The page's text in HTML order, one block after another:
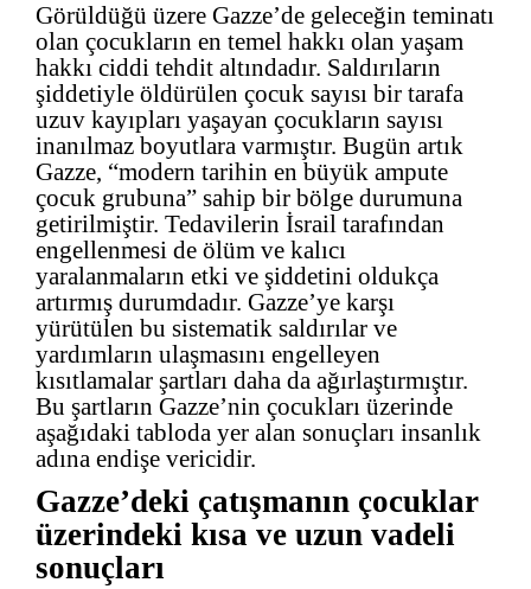
Görüldüğü üzere Gazze’de geleceğin teminatı
olan çocukların en temel hakkı olan yaşam
hakkı ciddi tehdit altındadır. Saldırıların
şiddetiyle öldürülen çocuk sayısı bir tarafa
uzuv kayıpları yaşayan çocukların sayısı
inanılmaz boyutlara varmıştır. Bugün artık
Gazze, “modern tarihin en büyük ampute
çocuk grubuna” sahip bir bölge durumuna
getirilmiştir. Tedavilerin İsrail tarafından
engellenmesi de ölüm ve kalıcı
yaralanmaların etki ve şiddetini oldukça
artırmış durumdadır. Gazze’ye karşı
yürütülen bu sistematik saldırılar ve
yardımların ulaşmasını engelleyen
kısıtlamalar şartları daha da ağırlaştırmıştır.
Bu şartların Gazze’nin çocukları üzerinde
aşağıdaki tabloda yer alan sonuçları insanlık
adına endişe vericidir.
Gazze’deki çatışmanın çocuklar
üzerindeki kısa ve uzun vadeli
sonuçları